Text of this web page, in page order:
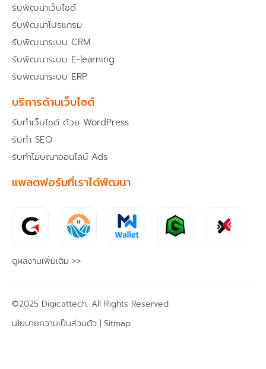
รับพัฒนาเว็บไซต์
รับพัฒนาโปรแกรม
รับพัฒนาระบบ CRM
รับพัฒนาระบบ E-learning
รับพัฒนาระบบ ERP
บริการด้านเว็บไซต์
รับทำเว็บไซต์ ด้วย WordPress
รับทำ SEO
รับทำโฆษณาออนไลน์ Ads
แพลตฟอร์มที่เราได้พัฒนา
ดูผลงานเพิ่มเติม >>
©2025 Digicattech. All Rights Reserved
นโยบายความเป็นส่วนตัว | Sitmap